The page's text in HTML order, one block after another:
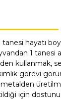
hayatı
1 tanesi
kullanmak,
görevi
için